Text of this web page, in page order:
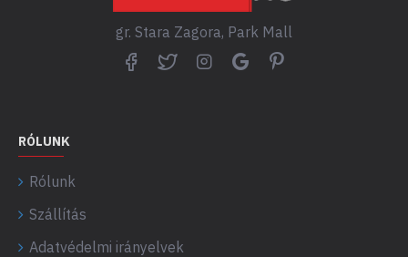
gr. Stara Zagora, Park Mall
RÓLUNK
Rólunk
Szállítás
Adatvédelmi irányelvek